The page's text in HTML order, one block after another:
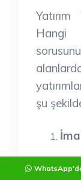
Hangi
şu